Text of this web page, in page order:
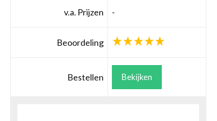
v.a. Prijzen -
Beoordeling
Bestellen Bekijken